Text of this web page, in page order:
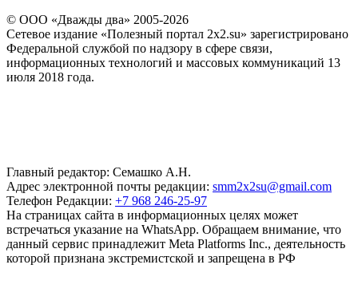
© ООО «Дважды два» 2005-2026
Сетевое издание «Полезный портал 2x2.su» зарегистрировано
Федеральной службой по надзору в сфере связи,
информационных технологий и массовых коммуникаций 13
июля 2018 года.
Главный редактор: Семашко А.Н.
Адрес электронной почты редакции: smm2x2su@gmail.com
Телефон Редакции: +7 968 246-25-97
На страницах сайта в информационных целях может
встречаться указание на WhatsApp. Обращаем внимание, что
данный сервис принадлежит Meta Platforms Inc., деятельность
которой признана экстремистской и запрещена в РФ